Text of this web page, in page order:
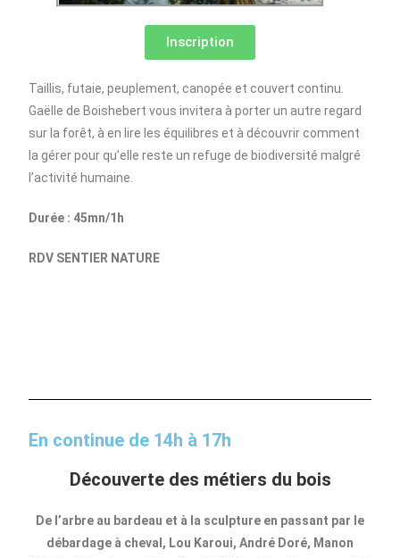
Inscription
Taillis, futaie, peuplement, canopée et couvert continu.
Gaëlle de Boishebert vous invitera à porter un autre regard
sur la forêt, à en lire les équilibres et à découvrir comment
la gérer pour qu’elle reste un refuge de biodiversité malgré
l’activité humaine.
Durée : 45mn/1h
RDV SENTIER NATURE
En continue de 14h à 17h
Découverte des métiers du bois
De l’arbre au bardeau et à la sculpture en passant par le
débardage à cheval, Lou Karoui, André Doré, Manon